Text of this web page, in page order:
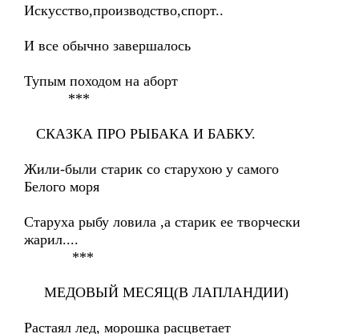
Искусство,производство,спорт..
И все обычно завершалось
Тупым походом на аборт
***
СКАЗКА ПРО РЫБАКА И БАБКУ.
Жили-были старик со старухою у самого
Белого моря
Старуха рыбу ловила ,а старик ее творчески
жарил....
***
МЕДОВЫЙ МЕСЯЦ(В ЛАПЛАНДИИ)
Растаял лед, морошка расцветает